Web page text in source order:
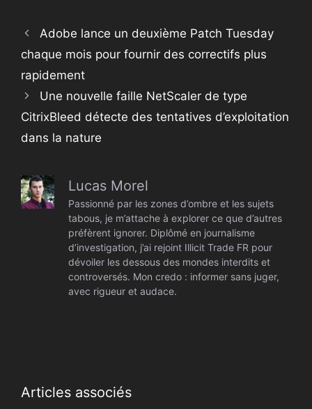
Adobe lance un deuxième Patch Tuesday
chaque mois pour fournir des correctifs plus
rapidement
Une nouvelle faille NetScaler de type
CitrixBleed détecte des tentatives d’exploitation
dans la nature
Lucas Morel
Passionné par les zones d’ombre et les sujets
tabous, je m’attache à explorer ce que d’autres
préfèrent ignorer. Diplômé en journalisme
d’investigation, j’ai rejoint Illicit Trade FR pour
dévoiler les dessous des mondes interdits et
controversés. Mon credo : informer sans juger,
avec rigueur et audace.
Articles associés